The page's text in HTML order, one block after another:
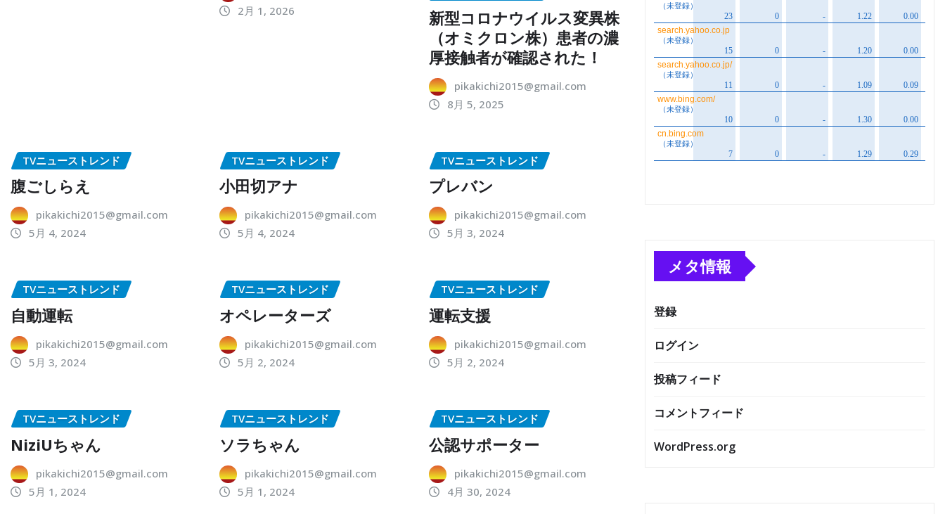
2月 1, 2026
新型コロナウイルス変異株
（オミクロン株）患者の濃
厚接触者が確認された！
pikakichi2015@gmail.com
8月 5, 2025
TVニューストレンド
腹ごしらえ
pikakichi2015@gmail.com
5月 4, 2024
TVニューストレンド
小田切アナ
pikakichi2015@gmail.com
5月 4, 2024
TVニューストレンド
プレバン
pikakichi2015@gmail.com
5月 3, 2024
TVニューストレンド
自動運転
pikakichi2015@gmail.com
5月 3, 2024
TVニューストレンド
オペレーターズ
pikakichi2015@gmail.com
5月 2, 2024
TVニューストレンド
運転支援
pikakichi2015@gmail.com
5月 2, 2024
TVニューストレンド
NiziUちゃん
pikakichi2015@gmail.com
5月 1, 2024
TVニューストレンド
ソラちゃん
pikakichi2015@gmail.com
5月 1, 2024
TVニューストレンド
公認サポーター
pikakichi2015@gmail.com
4月 30, 2024
メタ情報
登録
ログイン
投稿フィード
コメントフィード
WordPress.org